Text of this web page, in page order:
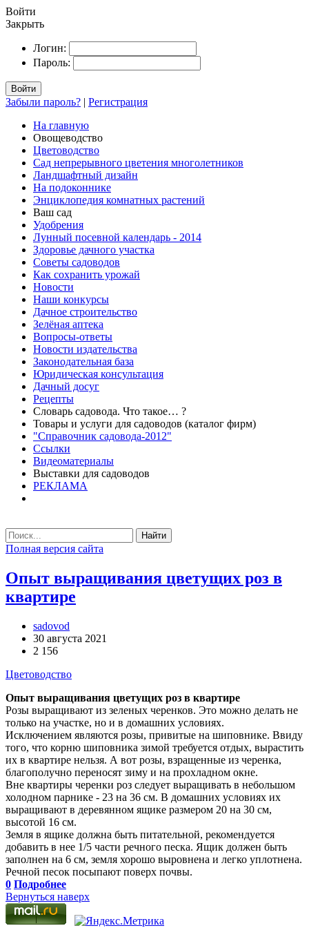
Войти
Закрыть
Логин:
Пароль:
Войти
Забыли пароль? | Регистрация
На главную
Овощеводство
Цветоводство
Сад непрерывного цветения многолетников
Ландшафтный дизайн
На подоконнике
Энциклопедия комнатных растений
Ваш сад
Удобрения
Лунный посевной календарь - 2014
Здоровье дачного участка
Советы садоводов
Как сохранить урожай
Новости
Наши конкурсы
Дачное строительство
Зелёная аптека
Вопросы-ответы
Новости издательства
Законодательная база
Юридическая консультация
Дачный досуг
Рецепты
Словарь садовода. Что такое… ?
Товары и услуги для садоводов (каталог фирм)
"Справочник садовода-2012"
Ссылки
Видеоматериалы
Выставки для садоводов
РЕКЛАМА
Найти
Полная версия сайта
Опыт выращивания цветущих роз в
квартире
sadovod
30 августа 2021
2 156
Цветоводство
Опыт выращивания цветущих роз в квартире
Розы выращивают из зеленых черенков. Это можно делать не
только на участке, но и в домашних условиях.
Исключением являются розы, привитые на шиповнике. Ввиду
того, что корню шиповника зимой требуется отдых, вырастить
их в квартире нельзя. А вот розы, взращенные из черенка,
благополучно переносят зиму и на прохладном окне.
Вне квартиры черенки роз следует выращивать в небольшом
холодном парнике - 23 на 36 см. В домашних условиях их
выращивают в деревянном ящике размером 20 на 30 см,
высотой 16 см.
Земля в ящике должна быть питательной, рекомендуется
добавить в нее 1/5 части речного песка. Ящик должен быть
заполнен на 6 см, земля хорошо выровнена и легко уплотнена.
Речной песок посыпают поверх почвы.
0 Подробнее
Вернуться наверх